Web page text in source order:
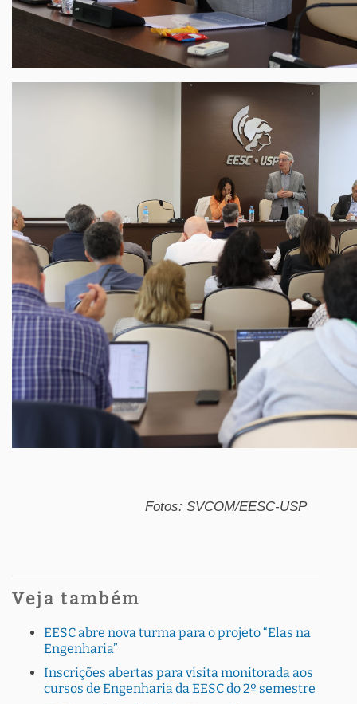
Fotos: SVCOM/EESC-USP
Veja também
EESC abre nova turma para o projeto “Elas na
Engenharia”
Inscrições abertas para visita monitorada aos
cursos de Engenharia da EESC do 2º semestre